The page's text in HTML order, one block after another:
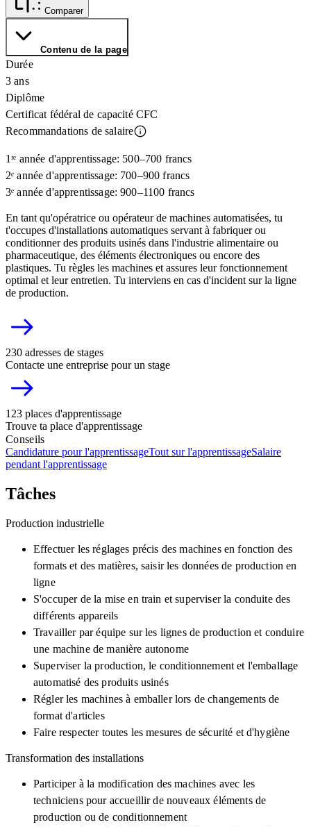
Comparer
Contenu de la page
Durée
3 ans
Diplôme
Certificat fédéral de capacité CFC
Recommandations de salaire
1ʳᵉ année d'apprentissage: 500–700 francs
2ᵉ année d'apprentissage: 700–900 francs
3ᵉ année d'apprentissage: 900–1100 francs
En tant qu'opératrice ou opérateur de machines automatisées, tu
t'occupes d'installations automatiques servant à fabriquer ou
conditionner des produits usinés dans l'industrie alimentaire ou
pharmaceutique, des éléments électroniques ou encore des
plastiques. Tu règles les machines et assures leur fonctionnement
optimal et leur entretien. Tu interviens en cas d'incident sur la ligne
de production.
230 adresses de stages
Contacte une entreprise pour un stage
123 places d'apprentissage
Trouve ta place d'apprentissage
Conseils
Candidature pour l'apprentissageTout sur l'apprentissageSalaire
pendant l'apprentissage
Tâches
Production industrielle
Effectuer les réglages précis des machines en fonction des
formats et des matières, saisir les données de production en
ligne
S'occuper de la mise en train et superviser la conduite des
différents appareils
Travailler par équipe sur les lignes de production et conduire
une machine de manière autonome
Superviser la production, le conditionnement et l'emballage
automatisé des produits usinés
Régler les machines à emballer lors de changements de
format d'articles
Faire respecter toutes les mesures de sécurité et d'hygiène
Transformation des installations
Participer à la modification des machines avec les
techniciens pour accueillir de nouveaux éléments de
production ou de conditionnement